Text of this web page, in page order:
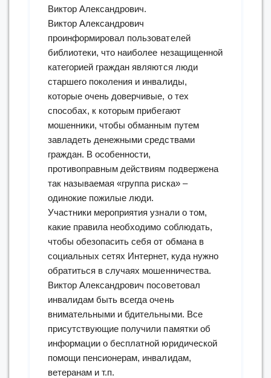
Виктор Александрович.
Виктор Александрович
проинформировал пользователей
библиотеки, что наиболее незащищенной
категорией граждан являются люди
старшего поколения и инвалиды,
которые очень доверчивые, о тех
способах, к которым прибегают
мошенники, чтобы обманным путем
завладеть денежными средствами
граждан. В особенности,
противоправным действиям подвержена
так называемая «группа риска» –
одинокие пожилые люди.
Участники мероприятия узнали о том,
какие правила необходимо соблюдать,
чтобы обезопасить себя от обмана в
социальных сетях Интернет, куда нужно
обратиться в случаях мошенничества.
Виктор Александрович посоветовал
инвалидам быть всегда очень
внимательными и бдительными. Все
присутствующие получили памятки об
информации о бесплатной юридической
помощи пенсионерам, инвалидам,
ветеранам и т.п.